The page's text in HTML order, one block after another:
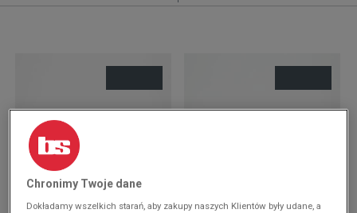
-10% ZA MIN. 500 ZŁ KOD: SUM10 -10% ZA MIN. 500 ZŁ KOD: SUM10
Chronimy Twoje dane
Dokładamy wszelkich starań, aby zakupy naszych Klientów były udane, a